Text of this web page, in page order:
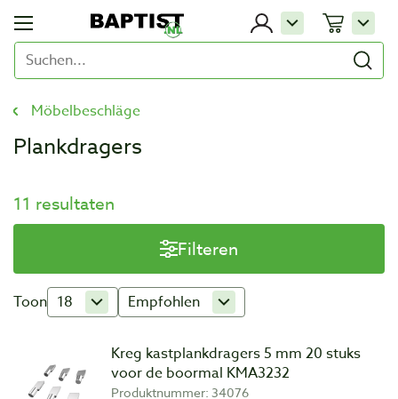
Möbelbeschläge
Plankdragers
11 resultaten
Filteren
Toon 18 Empfohlen
Kreg kastplankdragers 5 mm 20 stuks
voor de boormal KMA3232
Produktnummer: 34076